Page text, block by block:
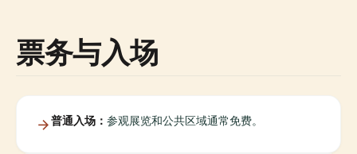
票务与入场
普通入场： 参观展览和公共区域通常免费。